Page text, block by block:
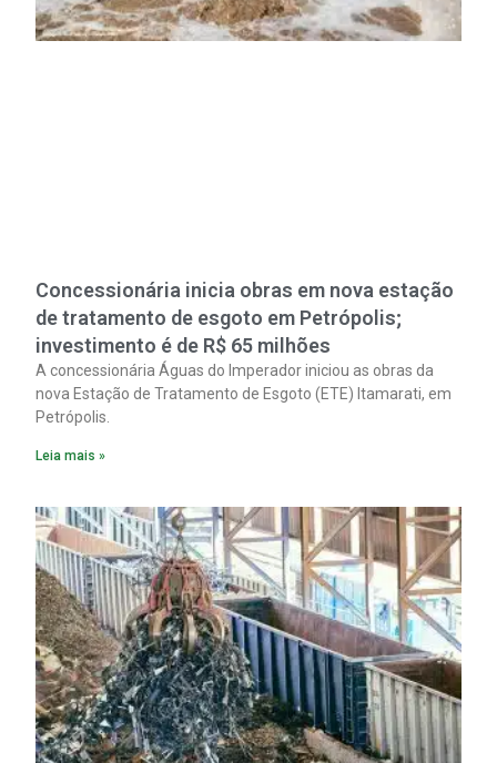
Concessionária inicia obras em nova estação
de tratamento de esgoto em Petrópolis;
investimento é de R$ 65 milhões
A concessionária Águas do Imperador iniciou as obras da
nova Estação de Tratamento de Esgoto (ETE) Itamarati, em
Petrópolis.
Leia mais »